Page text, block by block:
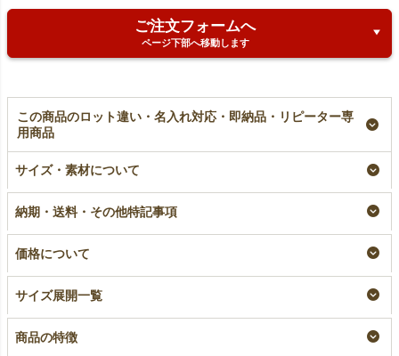
ご注文フォームへ
ページ下部へ移動します
この商品のロット違い・名入れ対応・即納品・リピーター専
用商品
《100g》 A4縦マチ
小ロット
｜ 100枚入（1000枚
以上専用）
大ロット名入れ
なしサイズ｜ 100枚入
¥9,900
サイズ・素材について
納期・送料・その他特記事項
価格について
サイズ展開一覧
商品の特徴